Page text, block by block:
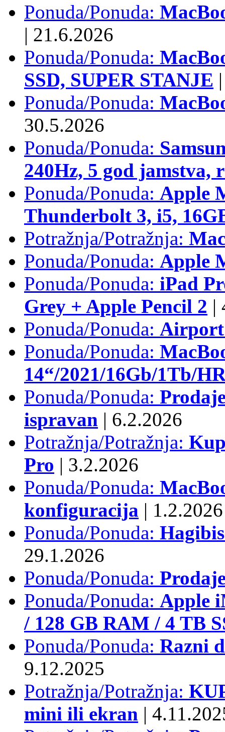
Ponuda/Ponuda:
| 21.6.2026
Ponuda/Ponuda:
SSD, SUPER STANJE |
Ponuda/Ponuda:
30.5.2026
Ponuda/Ponuda:
240Hz, 5 god jamstva,
Ponuda/Ponuda: Apple
Thunderbolt 3, i5,
Potražnja/Potražnja:
Ponuda/Ponuda: Apple
Ponuda/Ponuda: iPad
Grey + Apple Pencil 2 |
Ponuda/Ponuda: Airport
Ponuda/Ponuda:
14“/2021/16Gb/1Tb/
Ponuda/Ponuda:
ispravan | 6.2.2026
Potražnja/Potražnja:
Pro | 3.2.2026
Ponuda/Ponuda:
konfiguracija | 1.2.2026
Ponuda/Ponuda:
29.1.2026
Ponuda/Ponuda:
Ponuda/Ponuda: Apple
/ 128 GB RAM / 4 TB
Ponuda/Ponuda: Razni
9.12.2025
Potražnja/Potražnja:
mini ili ekran |